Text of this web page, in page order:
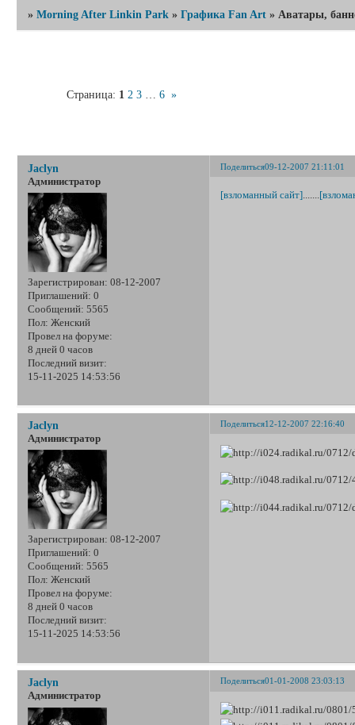
»Morning After Linkin Park »Графика Fan Art » Аватары,
Страница: 1 2 3 6 »
Поделиться09-12-2007 21:11:01
Jaclyn
Администратор
Зарегистрирован: 08-12-2007
Приглашений: 0
Сообщений: 5565
Пол: Женский
Провел на форуме:
8 дней 0 часов
Последний визит:
15-11-2025 14:53:56
[взломанный сайт]
Поделиться12-12-2007 22:16:40
Jaclyn
Администратор
Зарегистрирован: 08-12-2007
Приглашений: 0
Сообщений: 5565
Пол: Женский
Провел на форуме:
8 дней 0 часов
Последний визит:
15-11-2025 14:53:56
Поделиться01-01-2008 23:03:13
Jaclyn
Администратор